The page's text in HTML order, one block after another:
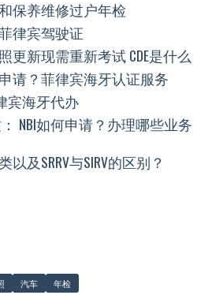
保养维修过户年检
律宾驾驶证
更新现需重新考试 CDE是什么
请？菲律宾海牙认证服务
宾海牙代办
NBI如何申请？办理哪些业务
及SRRV与SIRV的区别？
汽车 年检